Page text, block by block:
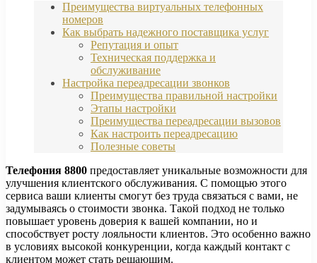
Преимущества виртуальных телефонных
номеров
Как выбрать надежного поставщика услуг
Репутация и опыт
Техническая поддержка и
обслуживание
Настройка переадресации звонков
Преимущества правильной настройки
Этапы настройки
Преимущества переадресации вызовов
Как настроить переадресацию
Полезные советы
Телефония 8800 предоставляет уникальные возможности для
улучшения клиентского обслуживания. С помощью этого
сервиса ваши клиенты смогут без труда связаться с вами, не
задумываясь о стоимости звонка. Такой подход не только
повышает уровень доверия к вашей компании, но и
способствует росту лояльности клиентов. Это особенно важно
в условиях высокой конкуренции, когда каждый контакт с
клиентом может стать решающим.